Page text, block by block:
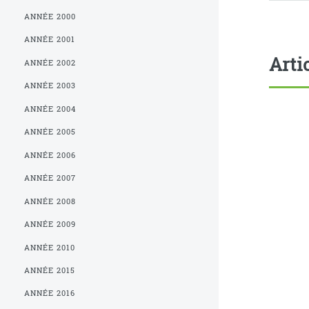
ANNÉE 2000
ANNÉE 2001
ANNÉE 2002
ANNÉE 2003
ANNÉE 2004
ANNÉE 2005
ANNÉE 2006
ANNÉE 2007
ANNÉE 2008
ANNÉE 2009
ANNÉE 2010
ANNÉE 2015
ANNÉE 2016